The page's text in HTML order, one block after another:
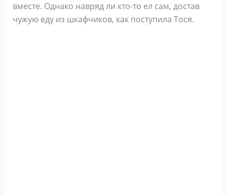
вместе. Однако навряд ли кто-то ел сам, достав
чужую еду из шкафчиков, как поступила Тося.